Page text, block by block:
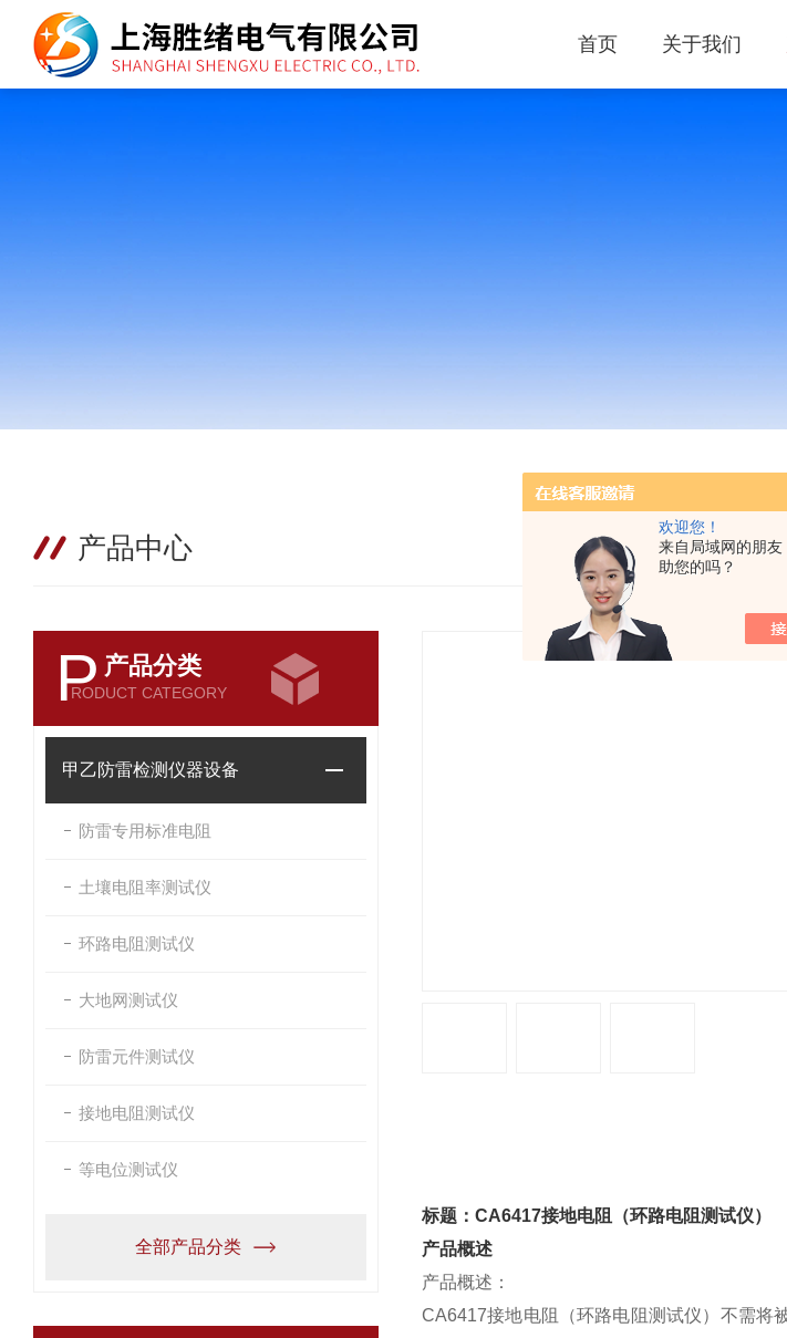
欢迎您！
来自局域网的朋
助您的吗？
首页 关于我们
产品中心 我的位置： 首页>产品中
P 产品分类
RODUCT CATEGORY
甲乙防雷检测仪器设备
防雷专用标准电阻
土壤电阻率测试仪
环路电阻测试仪
大地网测试仪
防雷元件测试仪
接地电阻测试仪
等电位测试仪
全部产品分类
标题：CA6417接地电阻（环路电阻测试仪）
产品概述
产品概述：
CA6417接地电阻（环路电阻测试仪）不需将